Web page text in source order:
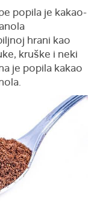
popila je kakao-
hrani kao
kruške i neki
je popila kakao